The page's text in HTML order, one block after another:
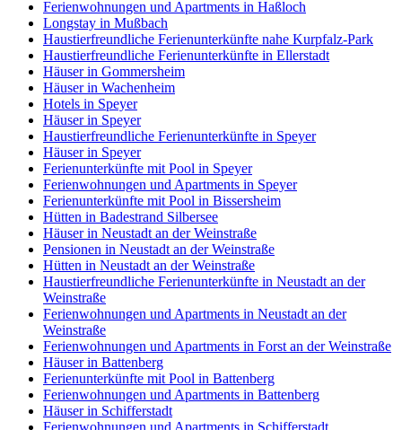
Ferienwohnungen und Apartments in Haßloch
Longstay in Mußbach
Haustierfreundliche Ferienunterkünfte nahe Kurpfalz-Park
Haustierfreundliche Ferienunterkünfte in Ellerstadt
Häuser in Gommersheim
Häuser in Wachenheim
Hotels in Speyer
Häuser in Speyer
Haustierfreundliche Ferienunterkünfte in Speyer
Häuser in Speyer
Ferienunterkünfte mit Pool in Speyer
Ferienwohnungen und Apartments in Speyer
Ferienunterkünfte mit Pool in Bissersheim
Hütten in Badestrand Silbersee
Häuser in Neustadt an der Weinstraße
Pensionen in Neustadt an der Weinstraße
Hütten in Neustadt an der Weinstraße
Haustierfreundliche Ferienunterkünfte in Neustadt an der
Weinstraße
Ferienwohnungen und Apartments in Neustadt an der
Weinstraße
Ferienwohnungen und Apartments in Forst an der Weinstraße
Häuser in Battenberg
Ferienunterkünfte mit Pool in Battenberg
Ferienwohnungen und Apartments in Battenberg
Häuser in Schifferstadt
Ferienwohnungen und Apartments in Schifferstadt